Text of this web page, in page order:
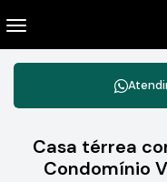
Casa térrea
Condomínio